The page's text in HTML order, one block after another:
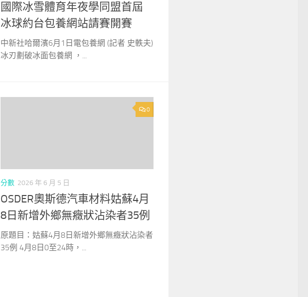
國際冰雪體育年夜學同盟首屆
冰球約台包養網站請賽開賽
中新社哈爾濱6月1日電包養網 (記者 史軼夫)
冰刃劃破冰面包養網 ，...
0
分數 2026 年 6 月 5 日
OSDER奧斯德汽車材料姑蘇4月
8日新增外鄉無癥狀沾染者35例
原題目：姑蘇4月8日新增外鄉無癥狀沾染者
35例 4月8日0至24時，...